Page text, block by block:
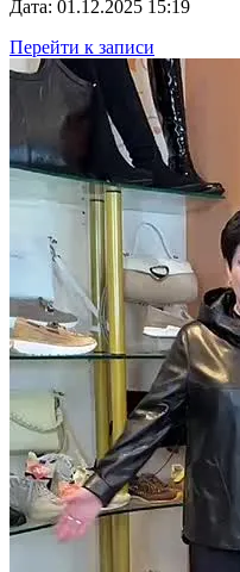
Дата: 01.12.2025 15:19
Перейти к записи